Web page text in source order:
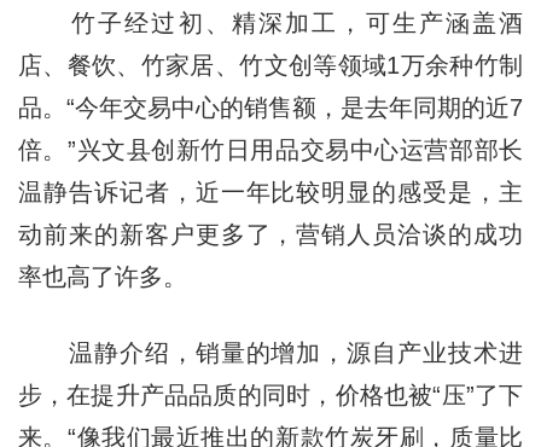
竹子经过初、精深加工，可生产涵盖酒
店、餐饮、竹家居、竹文创等领域1万余种竹制
品。“今年交易中心的销售额，是去年同期的近7
倍。”兴文县创新竹日用品交易中心运营部部长
温静告诉记者，近一年比较明显的感受是，主
动前来的新客户更多了，营销人员洽谈的成功
率也高了许多。
温静介绍，销量的增加，源自产业技术进
步，在提升产品品质的同时，价格也被“压”了下
来。“像我们最近推出的新款竹炭牙刷，质量比